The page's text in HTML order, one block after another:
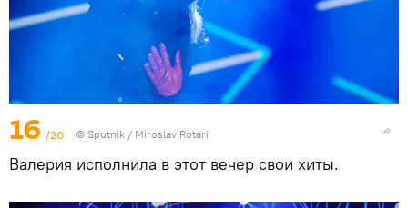
16 /20 © Sputnik / Miroslav Rotari
Валерия исполнила в этот вечер свои хиты.